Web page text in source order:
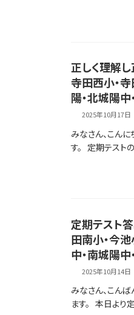
正しく理解
寺田西小・寺
陽・北城陽
2025年10月17日
みなさん、こん
す。 定期テスト
定期テスト
田南小・今池
中・南城陽
2025年10月14日
みなさん、こん
ます。 本日より